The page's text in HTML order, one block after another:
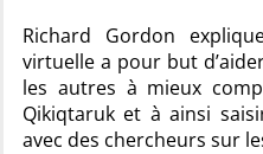
Richard Gordon
virtuelle a pour but
les autres à mieux
Qikiqtaruk et à ainsi
avec des chercheurs sur